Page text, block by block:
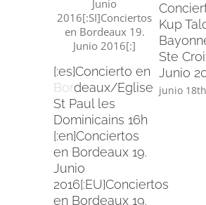
[:es]Concierto en
Bordeaux/Eglise
St Paul les
Dominicains 16h
[:en]Conciertos
en Bordeaux 19.
Junio
2016[:EU]Conciertos
en Bordeaux 19.
Kup
Ste
Junio
junio